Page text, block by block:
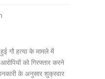
गौ हत्या के मामले में
को गिरफ्तार करने
के अनुसार शुक्रवार